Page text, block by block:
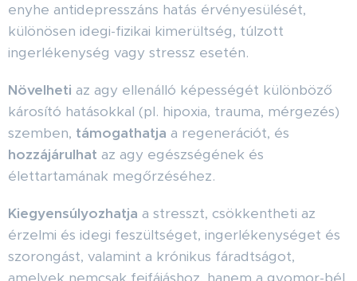
enyhe antidepresszáns hatás érvényesülését,
különösen idegi-fizikai kimerültség, túlzott
ingerlékenység vagy stressz esetén.
Növelheti az agy ellenálló képességét különböző
károsító hatásokkal (pl. hipoxia, trauma, mérgezés)
szemben, támogathatja a regenerációt, és
hozzájárulhat az agy egészségének és
élettartamának megőrzéséhez.
Kiegyensúlyozhatja a stresszt, csökkentheti az
érzelmi és idegi feszültséget, ingerlékenységet és
szorongást, valamint a krónikus fáradtságot,